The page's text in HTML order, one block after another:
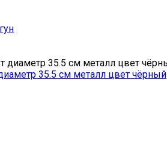
35.5 см металл цвет чёрный